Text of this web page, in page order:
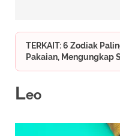
TERKAIT: 6 Zodiak
Pakaian, Mengungkap
Leo